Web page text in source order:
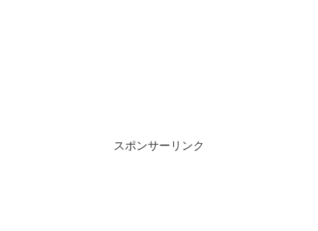
スポンサーリンク